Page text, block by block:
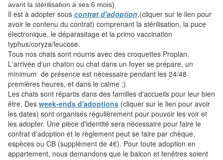
avant la stérilisation à ses 6 mois)
Il est à adopter sous contrat d'adoption,(cliquer sur le lien pour
avoir le contenu du contrat) comprenant la stérilisation, la puce
électronique, le déparasitage et la primo vaccination
typhus/coryza/leucose.
Tous nos chats sont nourris avec des croquettes Proplan.
L'arrivée d'un chaton ou chat dans un foyer se prépare, un
minimum de présence est nécessaire pendant les 24/48
premières heures, et dans le calme ;)
Les chats sont répartis dans des familles d'accueils pour leur bien
être. Des week-ends d'adoptions (cliquer sur le lien pour avoir
les dates) sont organisés régulièrement pour pouvoir les voir et
les adopter. Une pièce d'identité sera nécessaire pour faire le
contrat d'adoption et le règlement peut se faire par chèque,
espèces ou CB (supplément de 4€). Pour toute adoption en
appartement, nous demandons que le balcon et fenêtres soient